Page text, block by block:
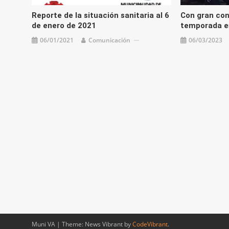
Reporte de la situación sanitaria al 6
de enero de 2021
06/01/2021 Comunicación
Con gran
temporada
06/03/2023
Muni VA | Theme: News Vibrant byCodeVibrant.